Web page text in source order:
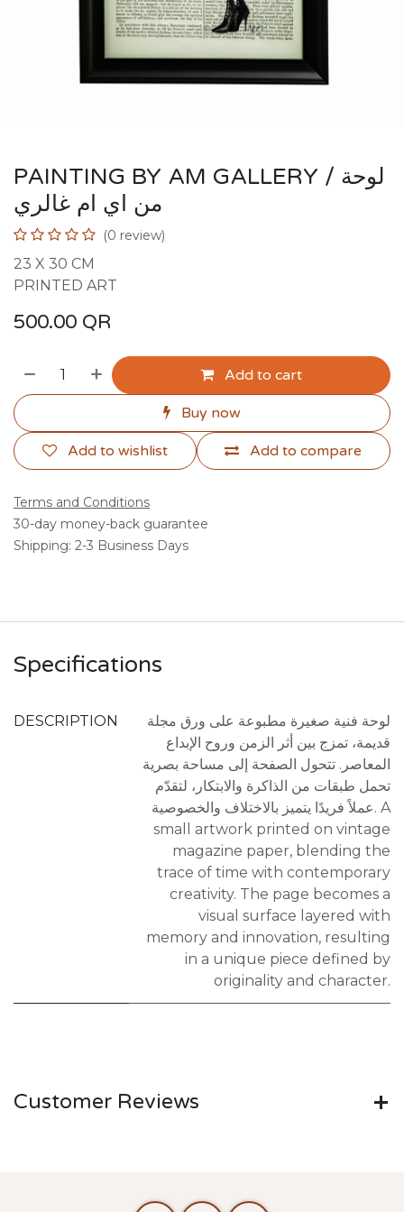
PAINTING BY AM GALLERY / لوحة
من اي ام غالري
(0 review)
23 X 30 CM
PRINTED ART
500.00 QR
Add to cart
Buy now
Add to compare
Add to wishlist
Terms and Conditions
30-day money-back guarantee
Shipping: 2-3 Business Days
Specifications
DESCRIPTION
لوحة فنية صغيرة مطبوعة على ورق مجلة
قديمة، تمزج بين أثر الزمن وروح الإبداع
المعاصر. تتحول الصفحة إلى مساحة بصرية
تحمل طبقات من الذاكرة والابتكار، لتقدّم
عملاً فريدًا يتميز بالاختلاف والخصوصية. A
small artwork printed on vintage
magazine paper, blending the
trace of time with contemporary
creativity. The page becomes a
visual surface layered with
memory and innovation, resulting
in a unique piece defined by
originality and character.
Customer Reviews